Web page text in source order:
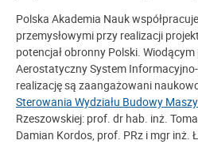
Polska Akademia Nauk
przemysłowymi przy realizacji
potencjał obronny Polski.
Aerostatyczny System
realizację są zaangażowani
Sterowania Wydziału Budowy
Rzeszowskiej: prof. dr hab. inż.
Damian Kordos, prof. PRz i mgr inż.